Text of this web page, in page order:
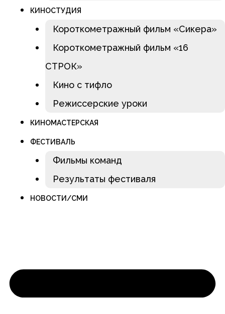
КИНОСТУДИЯ
Короткометражный фильм «Сикера»
Короткометражный фильм «16
СТРОК»
Кино с тифло
Режиссерские уроки
КИНОМАСТЕРСКАЯ
ФЕСТИВАЛЬ
Фильмы команд
Результаты фестиваля
НОВОСТИ/СМИ